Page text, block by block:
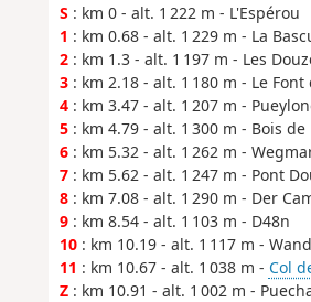
S : km 0 - alt. 1 222 m - L'Espérou
1 : km 0.68 - alt. 1 229 m - La
2: km 1.3 - alt. 1 197 m - Les
3: km 2.18 - alt. 1 180 m - Le Font
4: km 3.47 - alt. 1 207 m -
5: km 4.79 - alt. 1 300 m - Bois de
6: km 5.32 - alt. 1 262 m -
7: km 5.62 - alt. 1 247 m - Pont
8: km 7.08 - alt. 1 290 m - Der
9: km 8.54 - alt. 1 103 m - D48n
10: km 10.19 - alt. 1 117 m -
11 : km 10.67 - alt. 1 038 m - Col
Z: km 10.91 - alt. 1 002 m -